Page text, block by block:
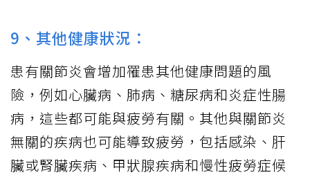
9、其他健康狀況：
患有關節炎會增加罹患其他健康問題的風
險，例如心臟病、肺病、糖尿病和炎症性腸
病，這些都可能與疲勞有關。其他與關節炎
無關的疾病也可能導致疲勞，包括感染、肝
臟或腎臟疾病、甲狀腺疾病和慢性疲勞症候